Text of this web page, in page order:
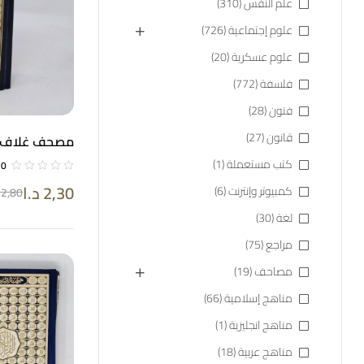
مصحف غلاف
14*20
0
2,80 2,30د.ا
علوم إجتماعية(726)
علوم عسكرية(20)
فلسفة(772)
فنون(28)
قانون(27)
كتب مستعملة(1)
كمبيوتر وإنترنت(6)
لغة(30)
مراجع(75)
مصاحف(19)
مناهج إسلامية(66)
مناهج انجليزية(1)
مناهج عربية(18)